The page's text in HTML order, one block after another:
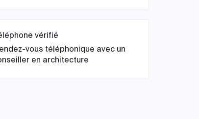
vérifié
vous téléphonique avec un
en architecture